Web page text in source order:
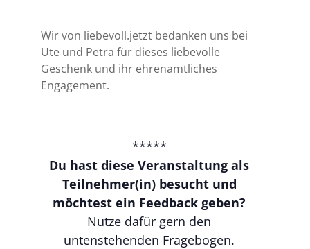
Wir von liebevoll.jetzt bedanken uns bei
Ute und Petra für dieses liebevolle
Geschenk und ihr ehrenamtliches
Engagement.
*****
Du hast diese Veranstaltung als
Teilnehmer(in) besucht und
möchtest ein Feedback geben?
Nutze dafür gern den
untenstehenden Fragebogen.